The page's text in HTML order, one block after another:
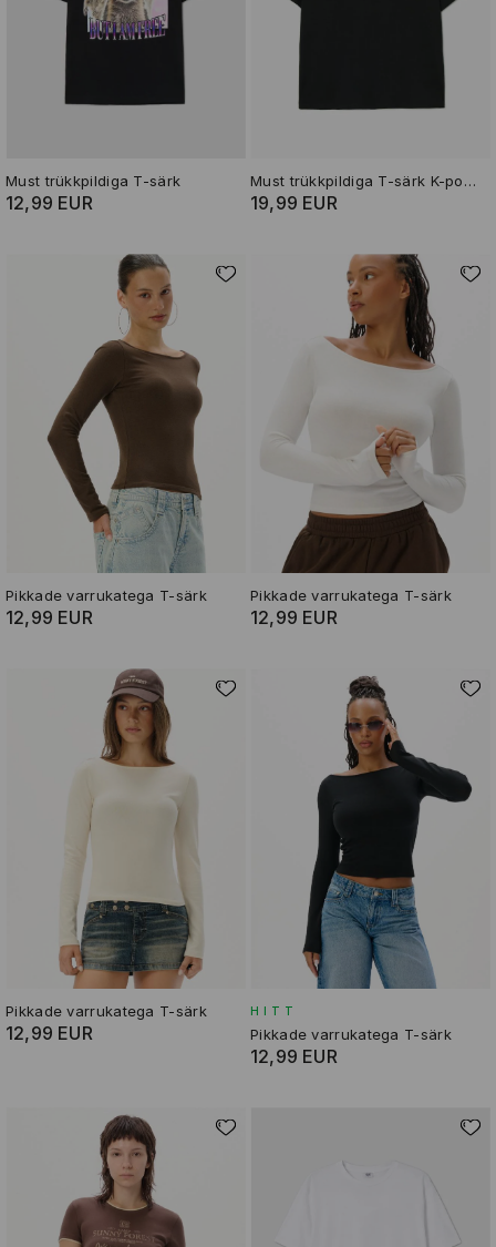
Must trükkpildiga T-särk
12,99 EUR
Must trükkpildiga T-särk K-pop Demon Hunters
19,99 EUR
Pikkade varrukatega T-särk
12,99 EUR
Pikkade varrukatega T-särk
12,99 EUR
Pikkade varrukatega T-särk
12,99 EUR
HITT
Pikkade varrukatega T-särk
12,99 EUR